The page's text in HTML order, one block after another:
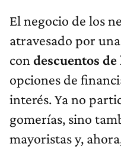
El negocio de los
atravesado por
con descuentos de
opciones de
interés. Ya no
gomerías, sino
mayoristas y,